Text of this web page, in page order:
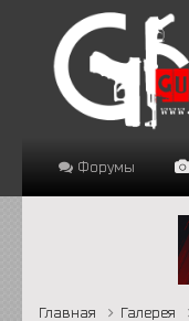
Форумы
Главная Галерея